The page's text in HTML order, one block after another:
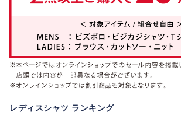
レディスシャツ ランキング